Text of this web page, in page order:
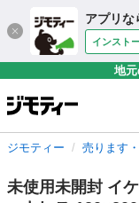
アプリな
インスト
地
ジモティー 売ります
未使用未開封 イ